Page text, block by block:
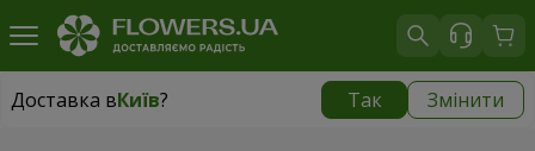
Доставка вКиїв? Так Змінити
Доставка вКиїв